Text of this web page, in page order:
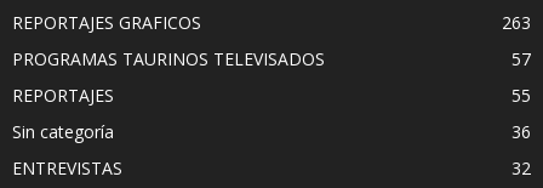
REPORTAJES GRAFICOS
263
PROGRAMAS TAURINOS TELEVISADOS
57
REPORTAJES
55
Sin categoría
36
ENTREVISTAS
32